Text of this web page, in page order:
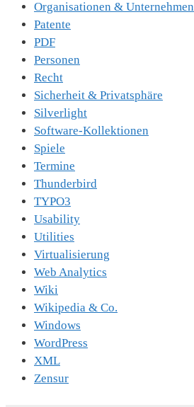
Organisationen & Unternehmen
Patente
PDF
Personen
Recht
Sicherheit & Privatsphäre
Silverlight
Software-Kollektionen
Spiele
Termine
Thunderbird
TYPO3
Usability
Utilities
Virtualisierung
Web Analytics
Wiki
Wikipedia & Co.
Windows
WordPress
XML
Zensur